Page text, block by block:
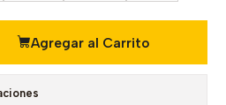
Agregar al Carrito